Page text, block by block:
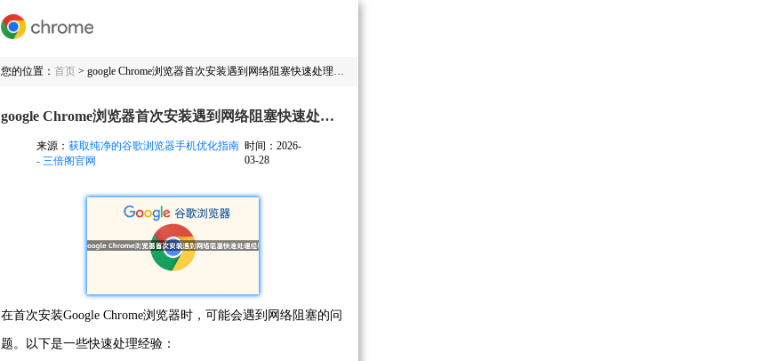
您的位置： 首页 > google Chrome浏览器首次安装遇到网络阻塞快速处理经验
google Chrome浏览器首次安装遇到网络阻塞快速处理经验
来源： 获取纯净的谷歌浏览器手机优化指南
- 三倍阁官网
时间：2026-
03-28
在首次安装Google Chrome浏览器时，可能会遇到网络阻塞的问
题。以下是一些快速处理经验：